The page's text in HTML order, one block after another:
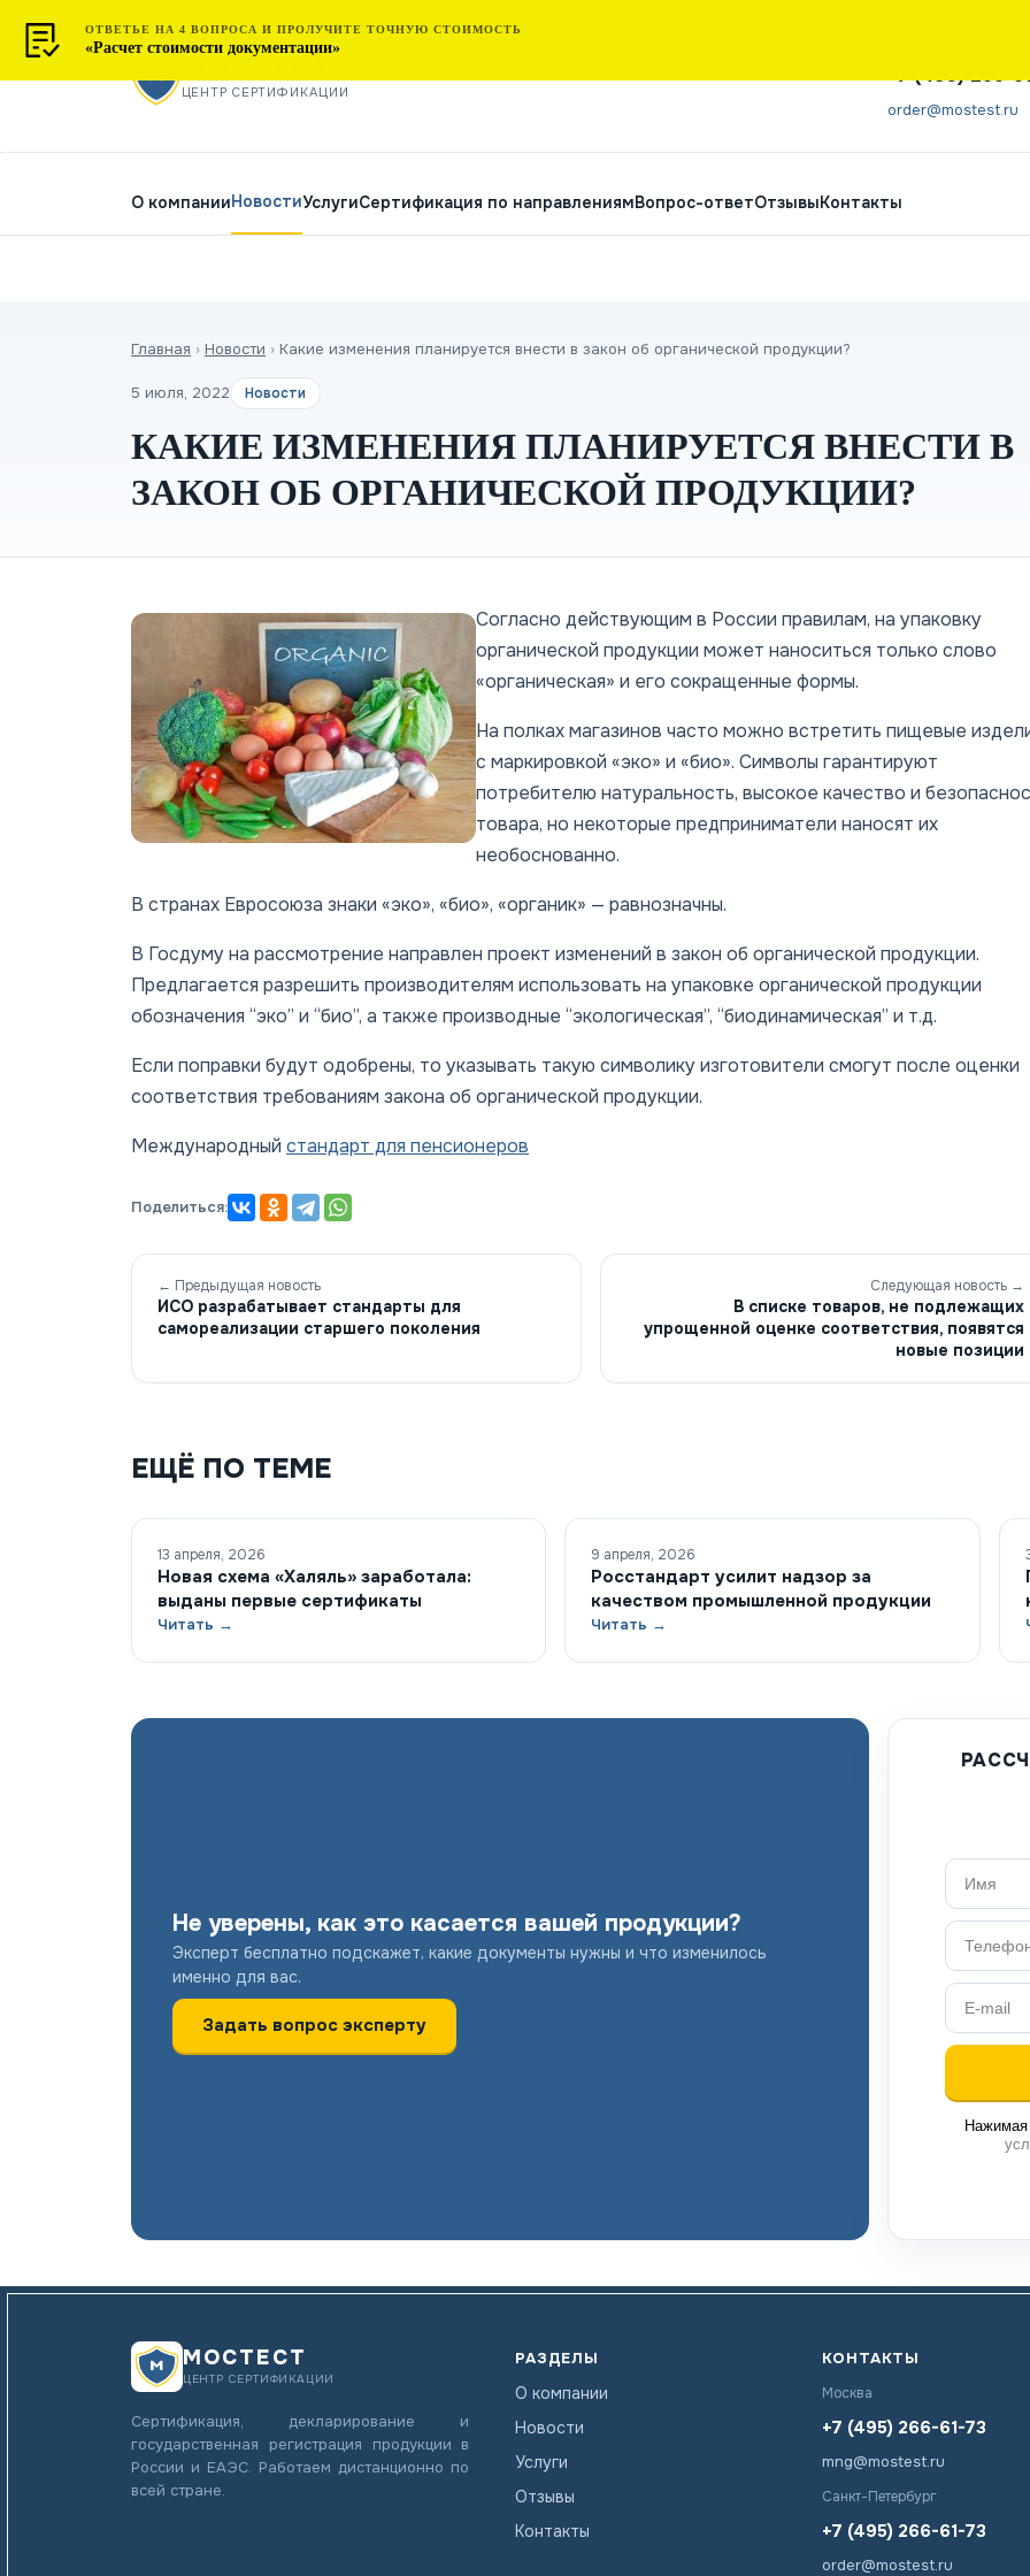
МОСТЕСТ
ЦЕНТР СЕРТИФИКАЦИИ
+7 (495) 266-
order@mostest.ru
О компанииНовостиУслугиСертификация по направлениямВопрос-ответОтзывыКонтакты
Главная › Новости › Какие изменения планируется внести в закон об органической продукции?
5 июля, 2022 Новости
КАКИЕ ИЗМЕНЕНИЯ ПЛАНИРУЕТСЯ ВНЕСТИ В
ЗАКОН ОБ ОРГАНИЧЕСКОЙ ПРОДУКЦИИ?
Согласно действующим в России правилам, на упаковку
органической продукции может наноситься только слово
«органическая» и его сокращенные формы.
На полках магазинов часто можно встретить пищевые
с маркировкой «эко» и «био». Символы гарантируют
потребителю натуральность, высокое качество и
товара, но некоторые предприниматели наносят их
необоснованно.
В странах Евросоюза знаки «эко», «био», «органик» — равнозначны.
В Госдуму на рассмотрение направлен проект изменений в закон об органической продукции.
Предлагается разрешить производителям использовать на упаковке органической продукции
обозначения “эко” и “био”, а также производные “экологическая”, “биодинамическая” и т.д.
Если поправки будут одобрены, то указывать такую символику изготовители смогут после оценки
соответствия требованиям закона об органической продукции.
Международный стандарт для пенсионеров
Поделиться:
← Предыдущая новость
ИСО разрабатывает стандарты для
самореализации старшего поколения
Следующая новость →
В списке товаров, не подлежащих
упрощенной оценке соответствия, появятся
новые позиции
ЕЩЁ ПО ТЕМЕ
13 апреля, 2026
Новая схема «Халяль» заработала:
выданы первые сертификаты
Читать →
9 апреля, 2026
Росстандарт усилит надзор за
качеством промышленной продукции
Читать →
Не уверены, как это касается вашей продукции?
Эксперт бесплатно подскажет, какие документы нужны и что изменилось
именно для вас.
Задать вопрос эксперту
Нажимая
МОСТЕСТ
ЦЕНТР СЕРТИФИКАЦИИ
Сертификация, декларирование и
государственная регистрация продукции в
России и ЕАЭС. Работаем дистанционно по
всей стране.
РАЗДЕЛЫ
О компании
Новости
Услуги
Отзывы
Контакты
КОНТАКТЫ
Москва
+7 (495) 266-61-73
mng@mostest.ru
Санкт-Петербург
+7 (495) 266-61-73
order@mostest.ru
ОТВЕТЬЕ НА 4 ВОПРОСА И ПРОЛУЧИТЕ ТОЧНУЮ СТОИМОСТЬ
«Расчет стоимости документации»